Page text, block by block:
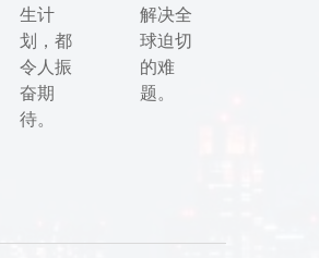
生计
划，都
令人振
奋期
待。
解决全
球迫切
的难
题。